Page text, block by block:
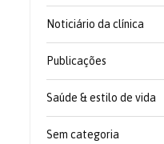
Noticiário da clínica
Publicações
Saúde & estilo de vida
Sem categoria